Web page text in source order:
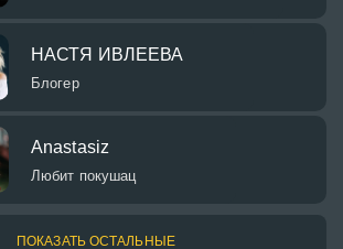
НАСТЯ ИВЛЕЕВА
Блогер
Anastasiz
Любит покушац
ПОКАЗАТЬ ОСТАЛЬНЫЕ